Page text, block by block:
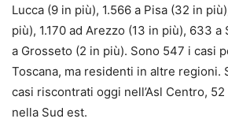
Lucca (9 in più), 1.566 a Pisa (32 in
più), 1.170 ad Arezzo (13 in più), 633
a Grosseto (2 in più). Sono 547 i casi
Toscana, ma residenti in altre regioni.
casi riscontrati oggi nell’Asl Centro,
nella Sud est.